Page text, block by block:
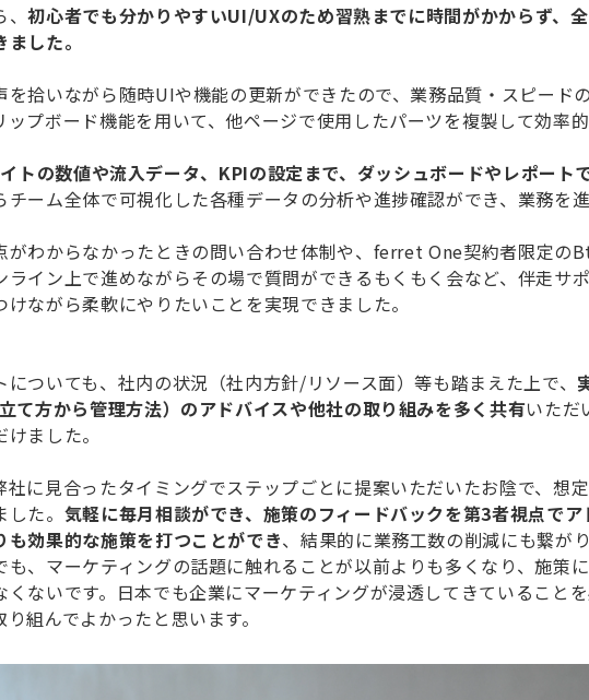
、初心者でも分かりやすいUI/UXのため習熟までに時間がかからず、
した。
を拾いながら随時UIや機能の更新ができたので、業務品質・スピード
プボード機能を用いて、他ページで使用したパーツを複製して効率
の数値や流入データ、KPIの設定まで、ダッシュボードやレポート
ーム全体で可視化した各種データの分析や進捗確認ができ、業務を
がわからなかったときの問い合わせ体制や、ferret One契約者限定
ライン上で進めながらその場で質問ができるもくもく会など、伴走サ
ながら柔軟にやりたいことを実現できました。
についても、社内の状況（社内方針/リソース面）等も踏まえた上で、
て方から管理方法）のアドバイスや他社の取り組みを多く共有いただ
ました。
社に見合ったタイミングでステップごとに提案いただいたお陰で、想
た。 気軽に毎月相談ができ、施策のフィードバックを第3者視点で
も効果的な施策を打つことができ、結果的に業務工数の削減にも繋がり
も、マーケティングの話題に触れることが以前よりも多くなり、施策
くないです。日本でも企業にマーケティングが浸透してきていること
組んでよかったと思います。